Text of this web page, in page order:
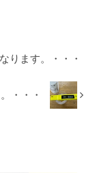
ります。・・・
・・・